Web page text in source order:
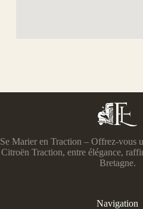
Se Marier en Traction – Offrez-vous
Citroën Traction, entre élégance,
Bretagne.
Navigation